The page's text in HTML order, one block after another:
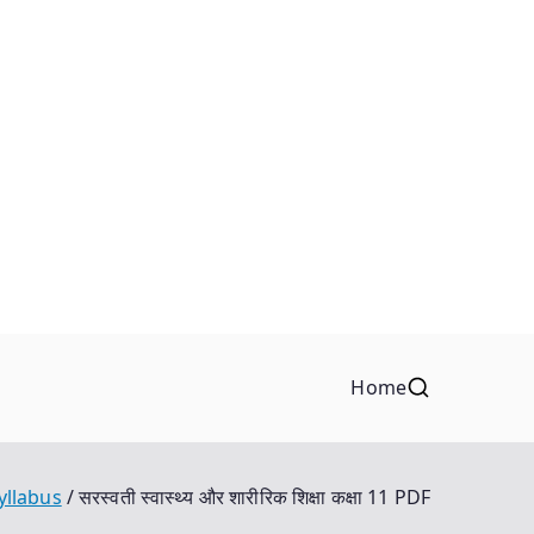
Home
सरस्वती स्वास्थ्य और शारीरिक शिक्षा कक्षा 11 PDF